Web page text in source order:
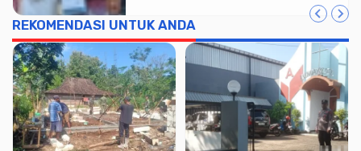
REKOMENDASI UNTUK ANDA